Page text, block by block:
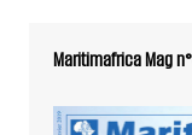
Maritimafrica Mag